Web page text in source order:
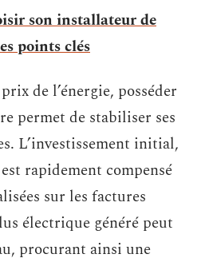
son installateur de
points clés
de l’énergie, posséder
permet de stabiliser ses
L’investissement initial,
rapidement compensé
sur les factures
électrique généré peut
procurant ainsi une